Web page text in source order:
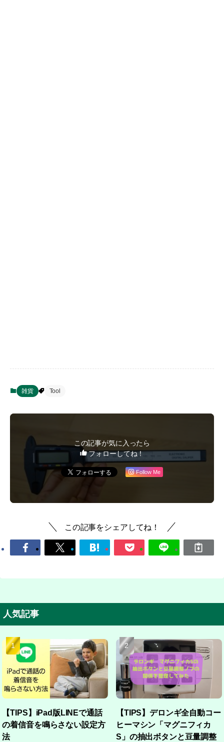
雑貨 Tool
この記事が気に入ったら
フォローしてね！
Follow Me
この記事をシェアしてね！
人気記事
【TIPS】iPad版LINEで通話
の着信音を鳴らさない設定方
法
【TIPS】デロンギ全自動コー
ヒーマシン「マグニフィカ
S」の抽出ボタンと豆量調整